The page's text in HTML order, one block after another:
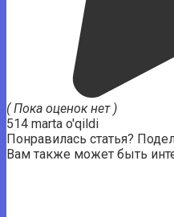
( Пока оценок нет )
514 marta o'qildi
Понравилась статья?
Вам также может быть